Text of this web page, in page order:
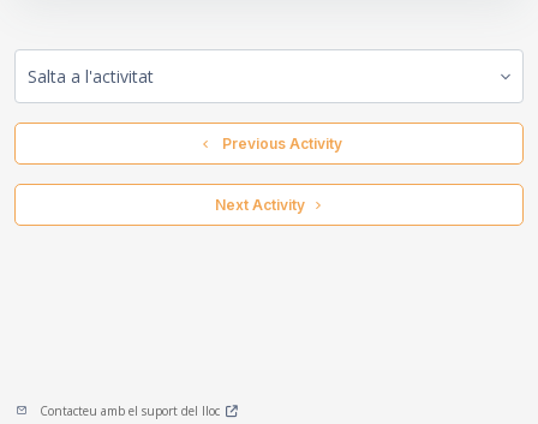
  Previous Activity
Next Activity
Contacteu amb el suport del lloc